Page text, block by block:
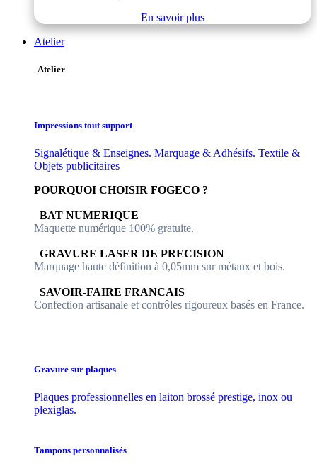
En savoir plus
Atelier
Atelier
Impressions tout support
Signalétique & Enseignes. Marquage & Adhésifs. Textile &
Objets publicitaires
POURQUOI CHOISIR FOGECO ?
​​ BAT NUMERIQUE
Maquette numérique 100% ​gratuite.
​GRAVURE LASER DE PRECISION
Marquage haute définition à 0,05mm sur métaux et bois.
​SAVOIR-FAIRE FRANCAIS
Confection artisanale et contrôles ​rigoureux basés en France.
Gravure sur plaques
Plaques professionnelles en laiton brossé prestige, inox ou
plexiglas.
Tampons personnalisés